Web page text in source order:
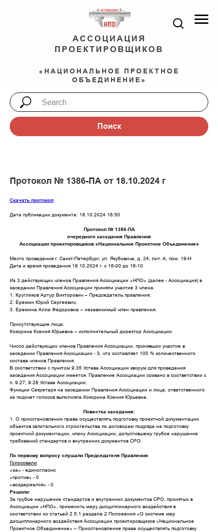
АССОЦИАЦИЯ
ПРОЕКТИРОВЩИКОВ
«НАЦИОНАЛЬНОЕ ПРОЕКТНОЕ
ОБЪЕДИНЕНИЕ»
Поиск
Протокол № 1386-ПА от 18.10.2024 г
Скачать протокол
Дата публикации документа: 18.10.2024 16:50
Протокол № 1386-ПА
очередного заседания Правления
Ассоциации проектировщиков «Национальное Проектное Объединение»
Место проведения г. Санкт-Петербург, ул. Якубовича, д. 24, лит. А, пом. 19-Н
Дата и время проведения 18.10.2024 г. с 16-00 до 16-10
Из 3 действующих членов Правления Ассоциации «НПО» (далее - Ассоциация) в
заседании Правления Ассоциации приняли участие 3 члена:
1. Кругликов Артур Викторович – Председатель правления;
2. Еремин Юрий Сергеевич;
3. Еремина Алла Федоровна – независимый член правления.
Присутствующие лица:
Кокорина Ксения Юрьевна – исполнительный директор Ассоциации.
Число действующих членов Правления Ассоциации, принявших участие в
заседании Правления Ассоциации - 3, что составляет 100 % количественного
состава членов Правления.
В соответствии с пунктом 9.35 Устава Ассоциации кворум для проведения
заседания Ассоциации имеется. Правление Ассоциации созвано в соответствии с
п. 9.27, 9.28 Устава Ассоциации.
Функции Секретаря на заседании Правления Ассоциации и лица, ответственного
за подсчет голосов выполняла Кокорина Ксения Юрьевна.
Повестка заседания:
1. О приостановлении права осуществлять подготовку проектной документации
объектов капитального строительства по договорам подряда на подготовку
проектной документации, члену Ассоциации, допустившему грубое нарушение
требований стандартов и внутренних документов СРО.
По первому вопросу слушали Председателя Правления
Голосовали
«за» - единогласно
«против» - 0
«воздержался» - 0
Решили:
За грубое нарушение стандартов и внутренних документов СРО, принятых в
Ассоциации «НПО», применить меру дисциплинарного воздействия в
соответствии со статьей 2.5.1 раздела 2 Положения «О системе мер
дисциплинарного воздействия Ассоциации проектировщиков «Национальное
Проектное Объединение» – Приостановление права осуществлять подготовку